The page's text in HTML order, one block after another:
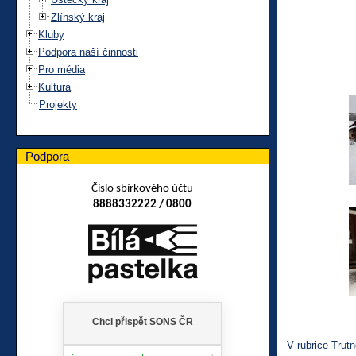
Zlínský kraj
Kluby
Podpora naší činnosti
Pro média
Kultura
Projekty
V rubrice
Podpora
Číslo sbírkového účtu
8888332222 / 0800